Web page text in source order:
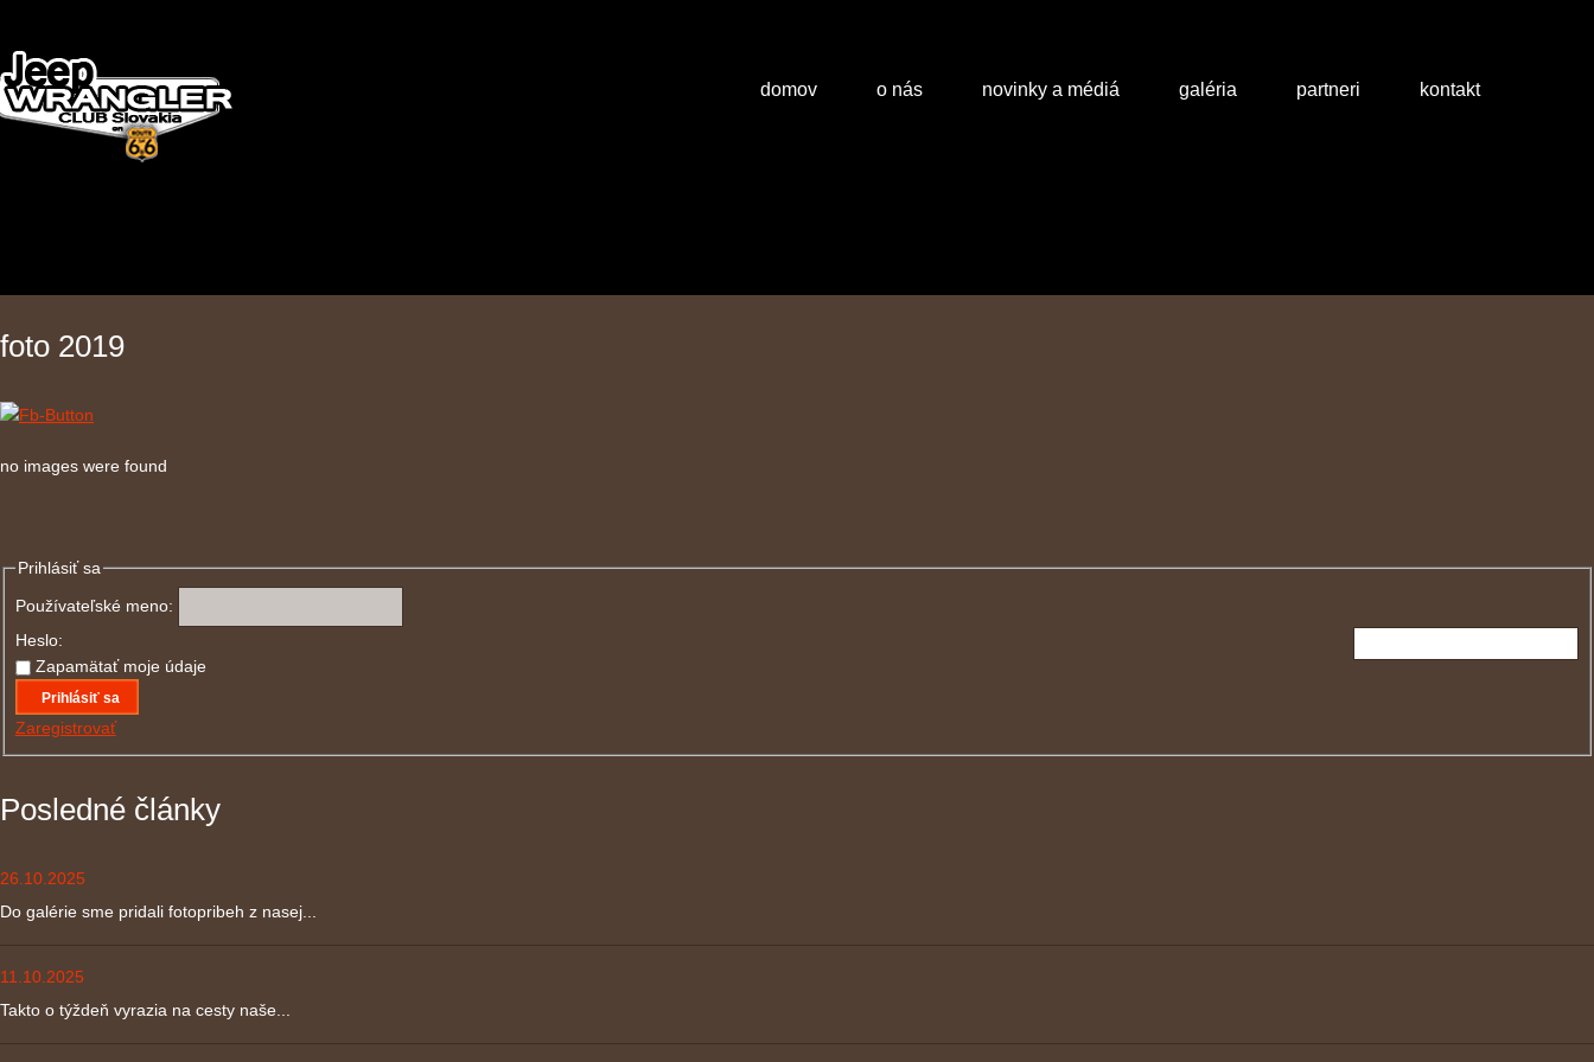
domov o nás novinky a médiá galéria partneri kontakt
foto 2019
no images were found
Prihlásiť sa
Používateľské meno:
Heslo:
Zapamätať moje údaje
Prihlásiť sa
Zaregistrovať
Posledné články
26.10.2025
Do galérie sme pridali fotopribeh z nasej...
11.10.2025
Takto o týždeň vyrazia na cesty naše...